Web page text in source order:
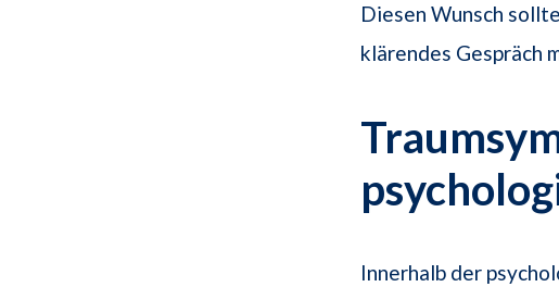
Diesen Wunsch
klärendes Gespräch
Innerhalb der